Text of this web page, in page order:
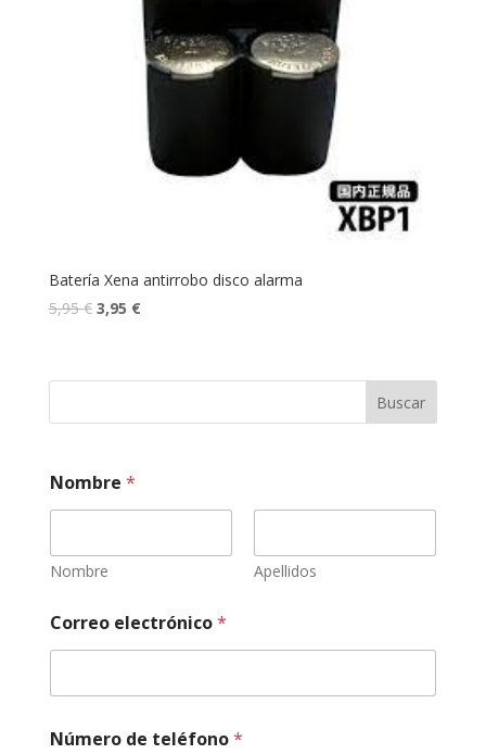
Batería Xena antirrobo disco alarma
5,95€ 3,95 €
Buscar
o
b
e
i
v
M
a
c
,
Nombre *
Nombre Apellidos
Correo electrónico*
Número de teléfono*